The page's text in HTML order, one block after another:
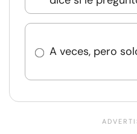
A veces, pero